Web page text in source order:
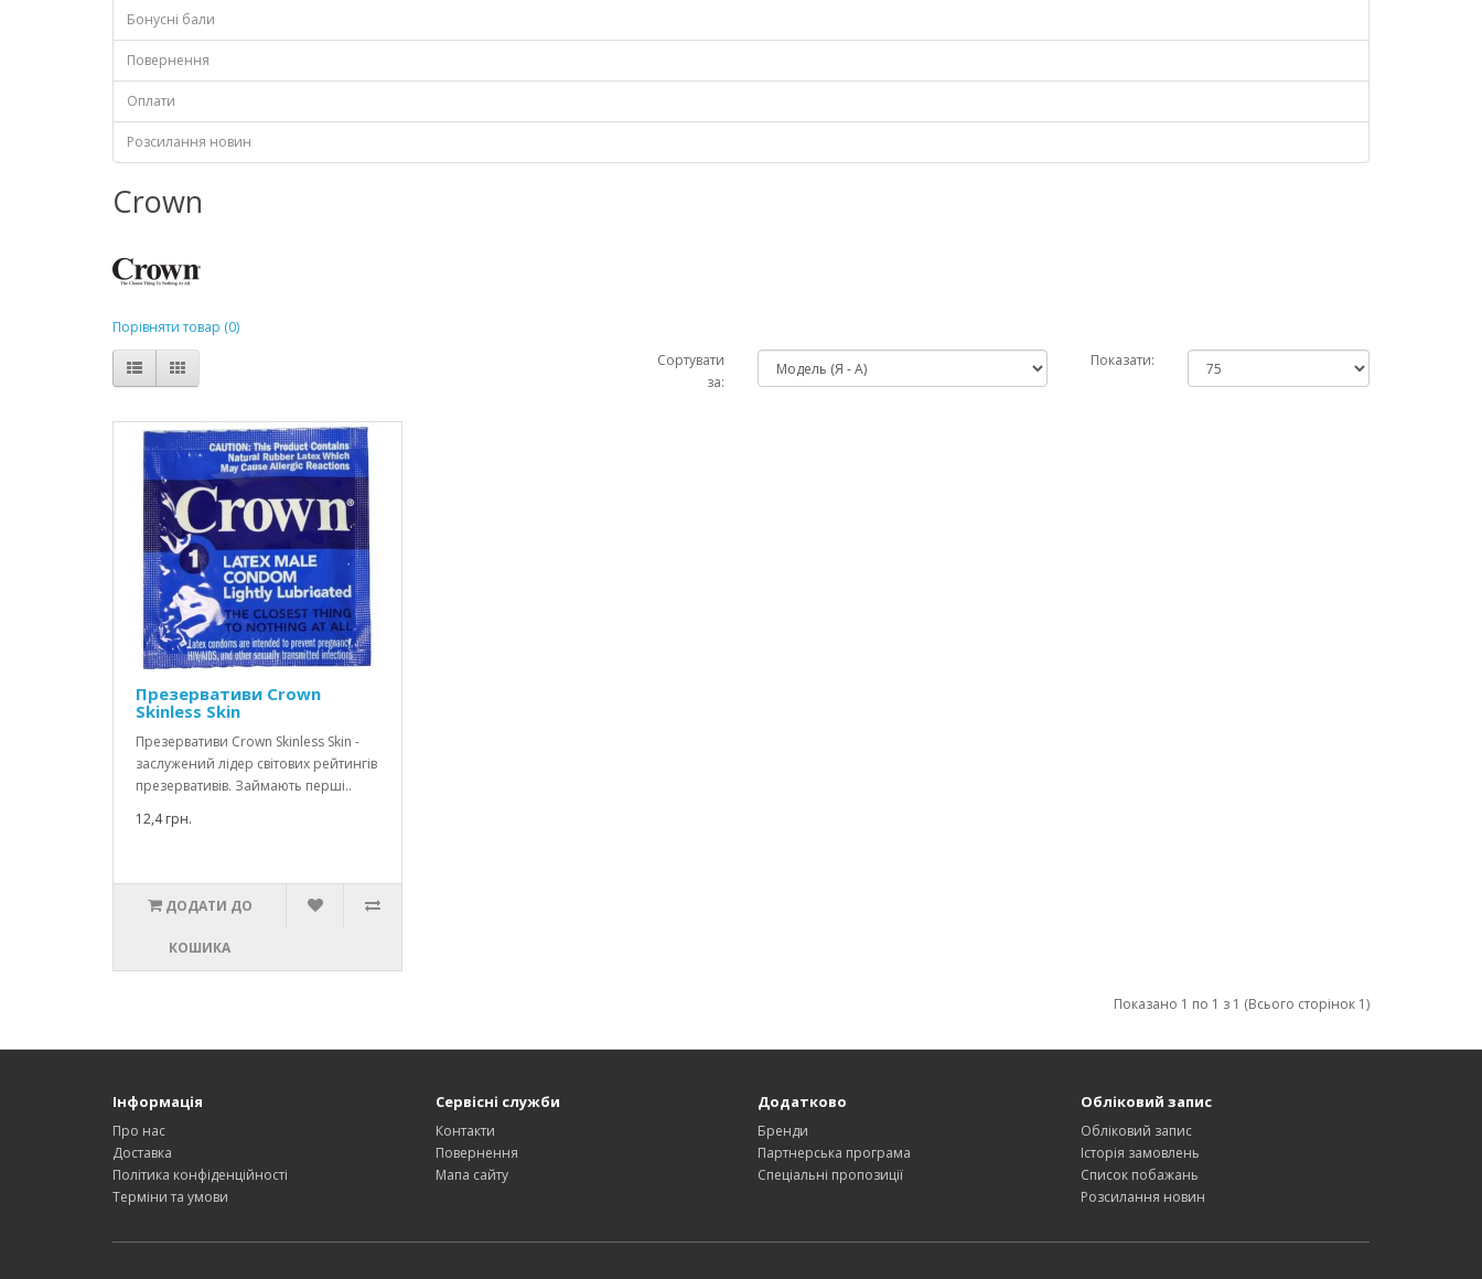
Бонусні бали
Повернення
Оплати
Розсилання новин
Crown
Порівняти товар (0)
Сортувати
за:
Показати:
Презервативи Crown
Skinless Skin
Презервативи Crown Skinless Skin -
заслужений лідер світових рейтингів
презервативів. Займають перші..
12,4 грн.
ДОДАТИ ДО
КОШИКА
Показано 1 по 1 з 1 (Всього сторінок 1)
Інформація
Про нас
Доставка
Політика конфіденційності
Терміни та умови
Сервісні служби
Контакти
Повернення
Мапа сайту
Додатково
Бренди
Партнерська програма
Спеціальні пропозиції
Обліковий запис
Обліковий запис
Історія замовлень
Список побажань
Розсилання новин